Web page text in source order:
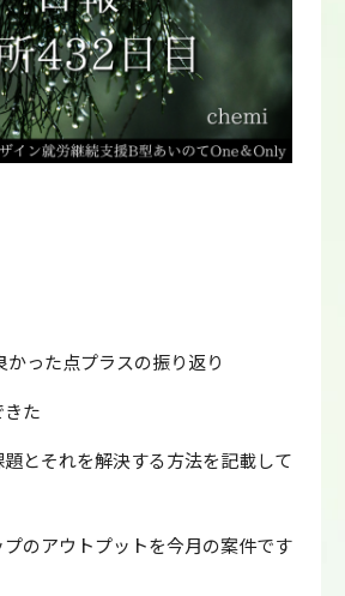
った点プラスの振り返り
た
とそれを解決する方法を記載して
のアウトプットを今月の案件です